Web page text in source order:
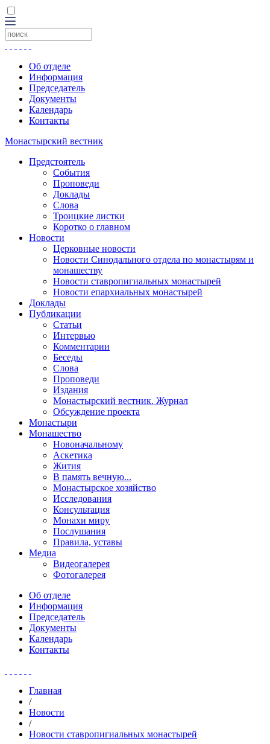
Об отделе
Информация
Председатель
Документы
Календарь
Контакты
Монастырский вестник
Предстоятель
События
Проповеди
Доклады
Слова
Троицкие листки
Коротко о главном
Новости
Церковные новости
Новости Синодального отдела по монастырям и
монашеству
Новости ставропигиальных монастырей
Новости епархиальных монастырей
Доклады
Публикации
Статьи
Интервью
Комментарии
Беседы
Слова
Проповеди
Издания
Монастырский вестник. Журнал
Обсуждение проекта
Монастыри
Монашество
Новоначальному
Аскетика
Жития
В память вечную...
Монастырское хозяйство
Исследования
Консультация
Монахи миру
Послушания
Правила, уставы
Медиа
Видеогалерея
Фотогалерея
Об отделе
Информация
Председатель
Документы
Календарь
Контакты
Главная
/
Новости
/
Новости ставропигиальных монастырей